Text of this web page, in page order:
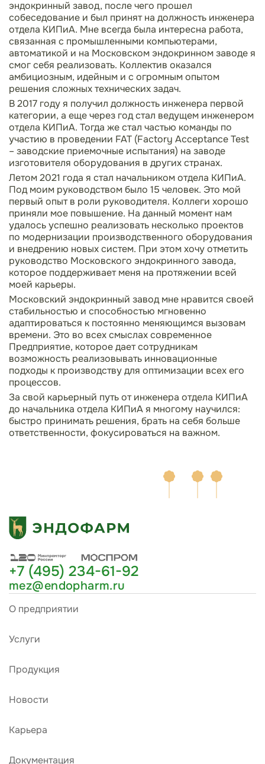
эндокринный завод, после чего прошел
собеседование и был принят на должность инженера
отдела КИПиА. Мне всегда была интересна работа,
связанная с промышленными компьютерами,
автоматикой и на Московском эндокринном заводе я
смог себя реализовать. Коллектив оказался
амбициозным, идейным и с огромным опытом
решения сложных технических задач.
В 2017 году я получил должность инженера первой
категории, а еще через год стал ведущем инженером
отдела КИПиА. Тогда же стал частью команды по
участию в проведении FAT (Factory Acceptance Test
– заводские приемочные испытания) на заводе
изготовителя оборудования в других странах.
Летом 2021 года я стал начальником отдела КИПиА.
Под моим руководством было 15 человек. Это мой
первый опыт в роли руководителя. Коллеги хорошо
приняли мое повышение. На данный момент нам
удалось успешно реализовать несколько проектов
по модернизации производственного оборудования
и внедрению новых систем. При этом хочу отметить
руководство Московского эндокринного завода,
которое поддерживает меня на протяжении всей
моей карьеры.
Московский эндокринный завод мне нравится своей
стабильностью и способностью мгновенно
адаптироваться к постоянно меняющимся вызовам
времени. Это во всех смыслах современное
Предприятие, которое дает сотрудникам
возможность реализовывать инновационные
подходы к производству для оптимизации всех его
процессов.
За свой карьерный путь от инженера отдела КИПиА
до начальника отдела КИПиА я многому научился:
быстро принимать решения, брать на себя больше
ответственности, фокусироваться на важном.
+7 (495) 234-61-92
mez@endopharm.ru
О предприятии
Услуги
Продукция
Новости
Карьера
Документация